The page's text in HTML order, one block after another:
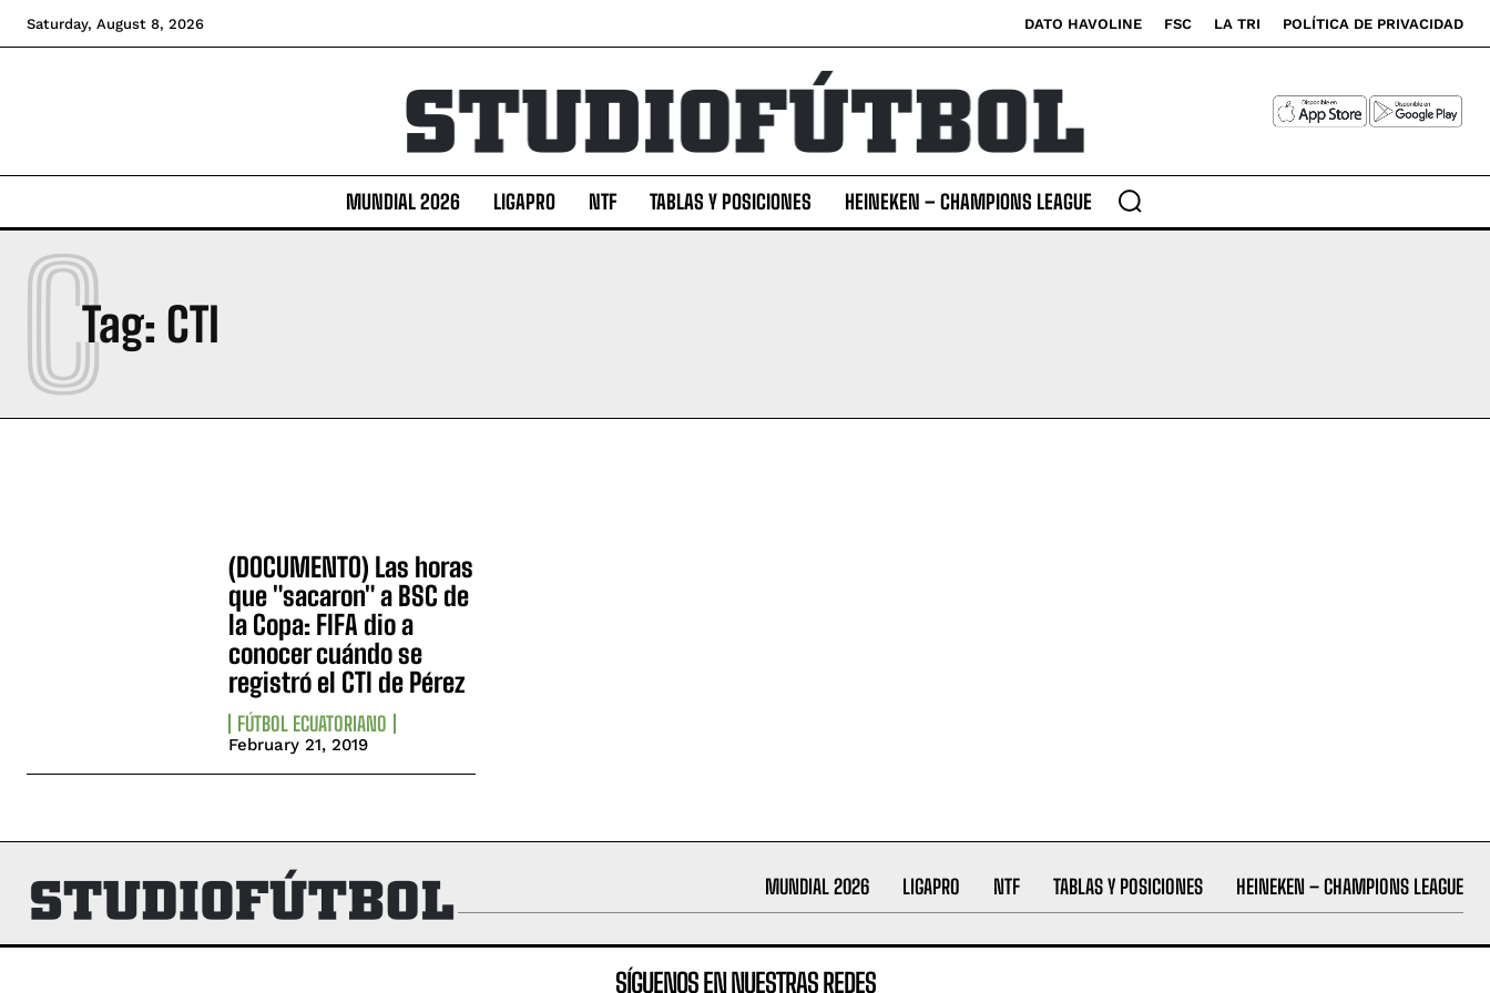
Saturday, August 8, 2026 DATO HAVOLINE FSC LA TRI POLÍTICA DE PRIVACIDAD
MUNDIAL 2026 LIGAPRO NTF TABLAS Y POSICIONES HEINEKEN – CHAMPIONS LEAGUE
Tag: CTI
C
(DOCUMENTO) Las horas
que "sacaron" a BSC de
la Copa: FIFA dio a
conocer cuándo se
registró el CTI de Pérez
FÚTBOL ECUATORIANO
February 21, 2019
MUNDIAL 2026 LIGAPRO NTF TABLAS Y POSICIONES HEINEKEN – CHAMPIONS LEAGUE
SÍGUENOS EN NUESTRAS REDES